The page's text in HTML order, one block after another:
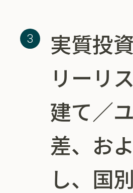
実質投
リーリ
建て／
差、お
し、国